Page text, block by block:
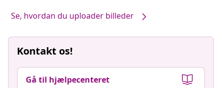
Se, hvordan du uploader billeder
Kontakt os!
Gå til hjælpecenteret